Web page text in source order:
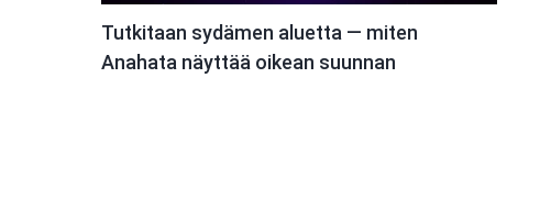
Tutkitaan sydämen aluetta — miten
Anahata näyttää oikean suunnan